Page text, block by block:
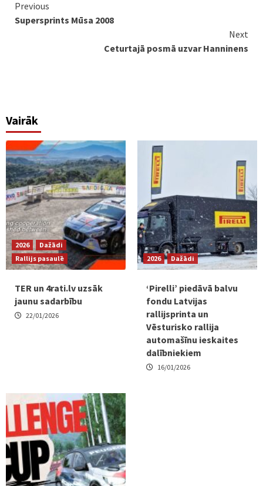
Continue
Reading
Previous
Supersprints Mūsa 2008
Next
Ceturtajā posmā uzvar Hanninens
Vairāk
2026
Dažādi
Rallijs pasaulē
TER un 4rati.lv uzsāk
jaunu sadarbību
22/01/2026
2026 Dažādi
‘Pirelli’ piedāvā balvu
fondu Latvijas
rallijsprinta un
Vēsturisko rallija
automašīnu ieskaites
dalībniekiem
16/01/2026